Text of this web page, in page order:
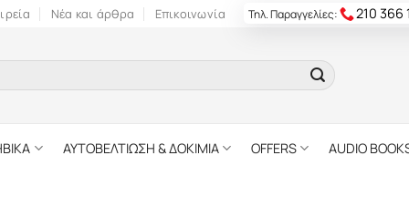
Νέα και άρθρα Επικοινωνία Τηλ. Παραγγελίες: 210 366
ΑΥΤΟΒΕΛΤΙΩΣΗ & ΔΟΚΙΜΙΑ OFFERS AUDIO